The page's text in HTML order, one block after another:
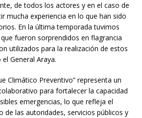
de todos los actores y en el caso de
mucha experiencia en lo que han sido
En la última temporada tuvimos
fueron sorprendidos en flagrancia
utilizados para la realización de estos
General Araya.
Climático Preventivo” representa un
para fortalecer la capacidad
emergencias, lo que refleja el
las autoridades, servicios públicos y